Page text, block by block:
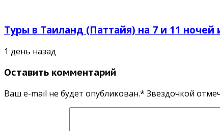
Туры в Таиланд (Паттайя) на 7 и 11 ночей
1 день назад
Оставить комментарий
Ваш e-mail не будет опубликован.* Звездочкой